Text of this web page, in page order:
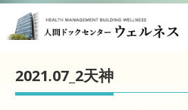
お問い合わせ
医療法人財団 博愛会
2021.07_2天神